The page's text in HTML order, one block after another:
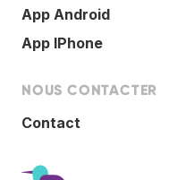
App Android
App IPhone
NOUS CONTACTER
Contact